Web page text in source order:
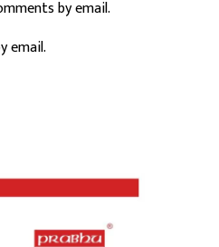
by email.
email.